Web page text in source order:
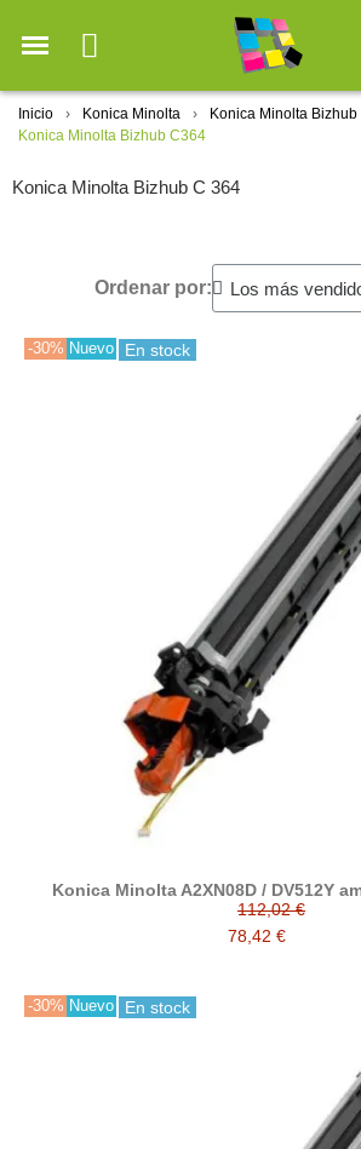
Inicio Konica Minolta
Konica Minolta Bizhub
Konica Minolta Bizhub C364
Konica Minolta Bizhub C 364
Ordenar por:
-30% Nuevo En stock
Konica Minolta A2XN08D / DV512Y
reciclado
112,02 €
78,42 €
-30% Nuevo En stock